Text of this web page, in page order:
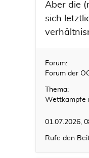
Aber die
sich
Forum:
Forum der
Thema:
Wettkämpfe
01.07.2026,
Rufe den